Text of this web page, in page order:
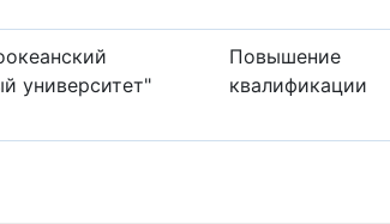
университет"
Повышение
квалификации